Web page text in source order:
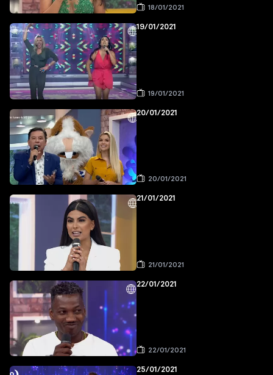
18/01/2021
19/01/2021
19/01/2021
20/01/2021
20/01/2021
21/01/2021
21/01/2021
22/01/2021
22/01/2021
25/01/2021